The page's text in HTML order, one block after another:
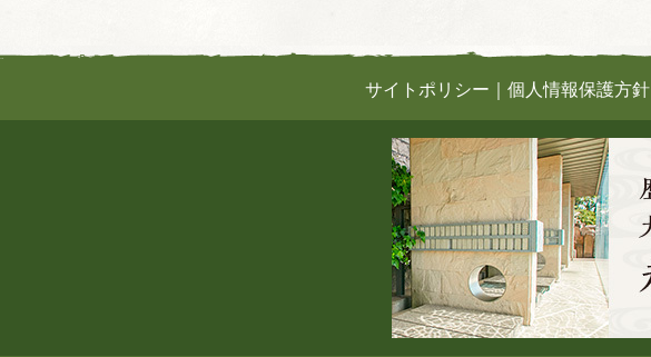
サイトポリシー 個人情報保護方針